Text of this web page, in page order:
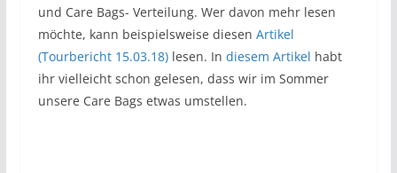
und Care Bags- Verteilung. Wer davon mehr lesen
möchte, kann beispielsweise diesen Artikel
(Tourbericht 15.03.18)lesen. In diesem Artikel habt
ihr vielleicht schon gelesen, dass wir im Sommer
unsere Care Bags etwas umstellen.